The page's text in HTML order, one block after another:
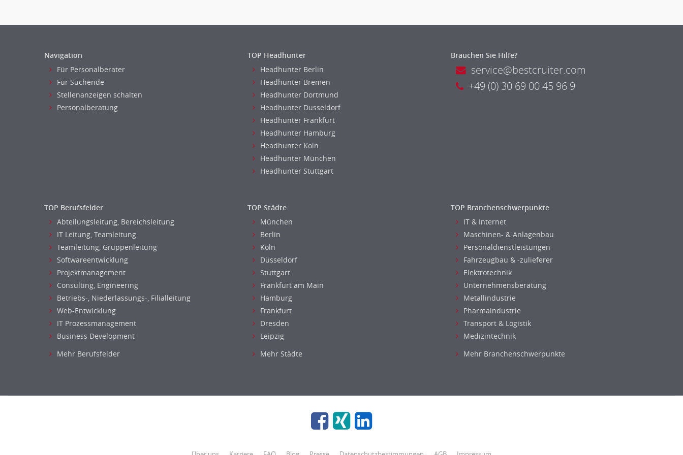
Navigation
Für Personalberater
Für Suchende
Stellenanzeigen schalten
Personalberatung
TOP Headhunter
Headhunter Berlin
Headhunter Bremen
Headhunter Dortmund
Headhunter Dusseldorf
Headhunter Frankfurt
Headhunter Hamburg
Headhunter Koln
Headhunter München
Headhunter Stuttgart
Brauchen Sie Hilfe?
service@bestcruiter.com
+49 (0) 30 69 00 45 96 9
TOP Berufsfelder
Abteilungsleitung, Bereichsleitung
IT Leitung, Teamleitung
Teamleitung, Gruppenleitung
Softwareentwicklung
Projektmanagement
Consulting, Engineering
Betriebs-, Niederlassungs-, Filialleitung
Web-Entwicklung
IT Prozessmanagement
Business Development
Mehr Berufsfelder
TOP Städte
München
Berlin
Köln
Düsseldorf
Stuttgart
Frankfurt am Main
Hamburg
Frankfurt
Dresden
Leipzig
Mehr Städte
TOP Branchenschwerpunkte
IT & Internet
Maschinen- & Anlagenbau
Personaldienstleistungen
Fahrzeugbau & -zulieferer
Elektrotechnik
Unternehmensberatung
Metallindustrie
Pharmaindustrie
Transport & Logistik
Medizintechnik
Mehr Branchenschwerpunkte